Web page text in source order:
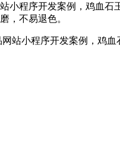
小程序开发案例，鸡血
，不易退色。
站小程序开发案例，鸡血